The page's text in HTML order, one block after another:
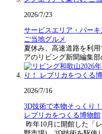
2026/7/23
サービスエリア・パー
ご当地グルメ
夏休み、高速道路を利
アのリビング新聞編集
2026/7/16
3D技術で本物そっくり！
レプリカをつくる博物館
昨年10月に開館した「